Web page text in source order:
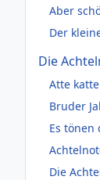
Aber
Der
Die
Atte
Bruder
Es tönen
Die